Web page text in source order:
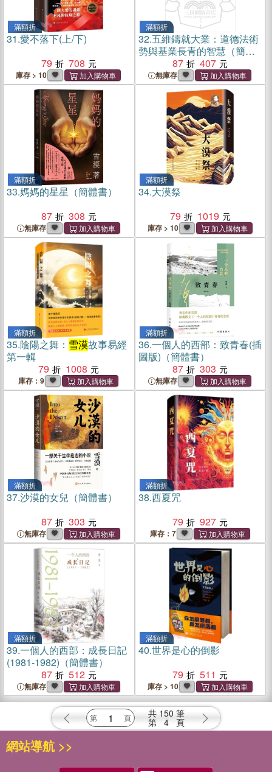
滿額折
31.愛不落下(上/下)
79
708
庫存 > 10
滿額折
32.五維鑄就大業：道德法術
勢與基業長青的智慧（簡體
87 407
無庫存
滿額折
33.媽媽的星星（簡體書）
87
308
無庫存
滿額折
34.大漠祭
79
1019
庫存 > 10
滿額折
35.陰陽之舞： 雪漠故事易經
第一輯
79
1008
庫存：9
滿額折
36.一個人的西部：致青春(插
圖版)（簡體書）
87
303
無庫存
滿額折
37.沙漠的女兒（簡體書）
87
303
無庫存
滿額折
38.西夏咒
79
927
庫存：7
滿額折
39.一個人的西部：成長日記
(1981-1982)（簡體書）
87
512
無庫存
滿額折
40.世界是心的倒影
79
511
庫存 > 10
共 150 筆
第 4 頁
網站導航 >>